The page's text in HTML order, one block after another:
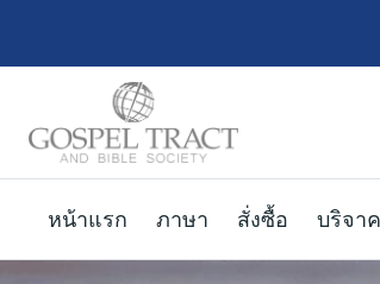
หน้าแรก ภาษา สั่งซื้อ บริจาค